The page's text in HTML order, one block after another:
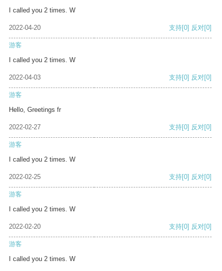
I called you 2 times. W
2022-04-20 支持[0] 反对[0]
游客
I called you 2 times. W
2022-04-03 支持[0] 反对[0]
游客
Hello, Greetings fr
2022-02-27 支持[0] 反对[0]
游客
I called you 2 times. W
2022-02-25 支持[0] 反对[0]
游客
I called you 2 times. W
2022-02-20 支持[0] 反对[0]
游客
I called you 2 times. W